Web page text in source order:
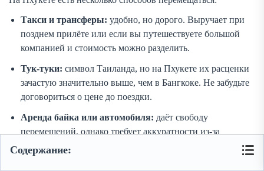
Содержание:
Такси и трансферы: удобно, но дорого. Выручает при
позднем прилёте или если вы путешествуете большой
компанией и стоимость можно разделить.
Тук-туки: символ Таиланда, но на Пхукете их расценки
зачастую значительно выше, чем в Бангкоке. Не забудьте
договориться о цене до поездки.
Аренда байка или автомобиля: даёт свободу
перемещений, однако требует аккуратности из-за